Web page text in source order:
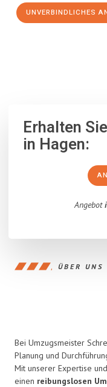
UNVERBINDLICHES
Erhalten
in Hagen:
Angebot
ÜBER UNS
Bei Umzugsmeister
Planung und
Mit unserer Expertise
einen reibungslosen